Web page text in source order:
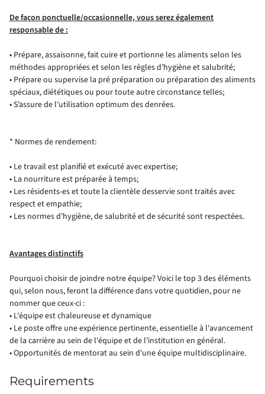
De façon ponctuelle/occasionnelle, vous serez également
responsable de :
• Prépare, assaisonne, fait cuire et portionne les aliments selon les
méthodes appropriées et selon les règles d’hygiène et salubrité;
• Prépare ou supervise la pré préparation ou préparation des aliments
spéciaux, diététiques ou pour toute autre circonstance telles;
• S’assure de l’utilisation optimum des denrées.
* Normes de rendement:
• Le travail est planifié et exécuté avec expertise;
• La nourriture est préparée à temps;
• Les résidents-es et toute la clientèle desservie sont traités avec
respect et empathie;
• Les normes d’hygiène, de salubrité et de sécurité sont respectées.
Avantages distinctifs
Pourquoi choisir de joindre notre équipe? Voici le top 3 des éléments
qui, selon nous, feront la différence dans votre quotidien, pour ne
nommer que ceux-ci :
• L'équipe est chaleureuse et dynamique
• Le poste offre une expérience pertinente, essentielle à l'avancement
de la carrière au sein de l'équipe et de l'institution en général.
• Opportunités de mentorat au sein d'une équipe multidisciplinaire.
Requirements